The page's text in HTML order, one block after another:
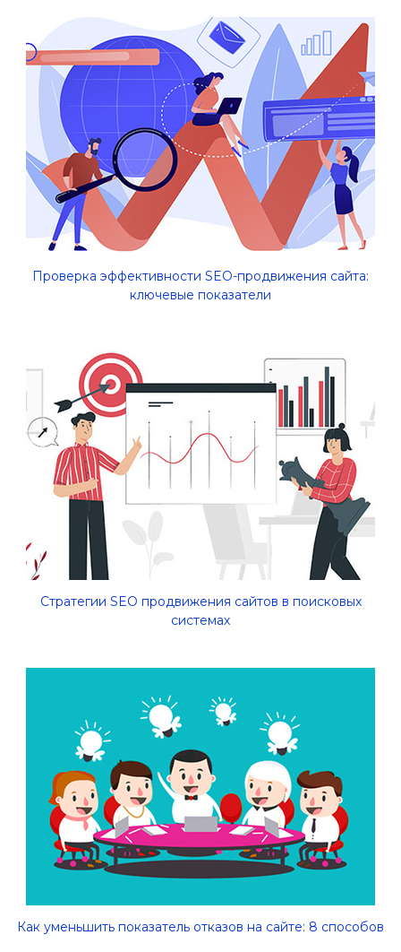
Проверка эффективности SEO-продвижения сайта:
ключевые показатели
Стратегии SEO продвижения сайтов в поисковых
системах
Как уменьшить показатель отказов на сайте: 8 способов